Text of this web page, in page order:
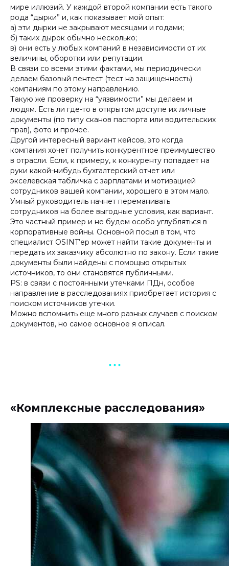
мире иллюзий. У каждой второй компании есть такого
рода “дырки” и, как показывает мой опыт:
а) эти дырки не закрывают месяцами и годами;
б) таких дырок обычно несколько;
в) они есть у любых компаний в независимости от их
величины, оборотки или репутации.
В связи со всеми этими фактами, мы периодически
делаем базовый пентест (тест на защищенность)
компаниям по этому направлению.
Такую же проверку на “уязвимости” мы делаем и
людям. Есть ли где-то в открытом доступе их личные
документы (по типу сканов паспорта или водительских
прав), фото и прочее.
Другой интересный вариант кейсов, это когда
компания хочет получить конкурентное преимущество
в отрасли. Если, к примеру, к конкуренту попадает на
руки какой-нибудь бухгалтерский отчет или
экселевская табличка с зарплатами и мотивацией
сотрудников вашей компании, хорошего в этом мало.
Умный руководитель начнет переманивать
сотрудников на более выгодные условия, как вариант.
Это частный пример и не будем особо углубляться в
корпоративные войны. Основной посыл в том, что
специалист OSINT’ер может найти такие документы и
передать их заказчику абсолютно по закону. Если такие
документы были найдены с помощью открытых
источников, то они становятся публичными.
PS: в связи с постоянными утечками ПДн, особое
направление в расследованиях приобретает история с
поиском источников утечки.
Можно вспомнить еще много разных случаев с поиском
документов, но самое основное я описал.
▪︎ ▪︎ ▪︎
«Комплексные расследования»